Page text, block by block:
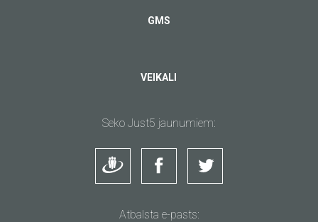
GMS
VEIKALI
Seko Just5 jaunumiem:
Atbalsta e-pasts: